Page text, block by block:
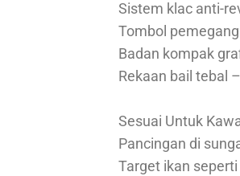
Sistem klac anti-
Tombol
Badan kompak
Rekaan bail tebal
Sesuai Untuk
Pancingan di
Target ikan